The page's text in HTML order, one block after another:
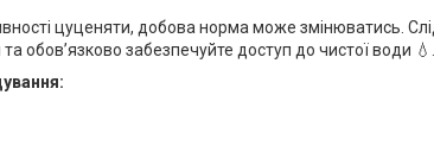
цуценяти, добова норма може змінюватись.
обов’язково забезпечуйте доступ до чистої води 💧.